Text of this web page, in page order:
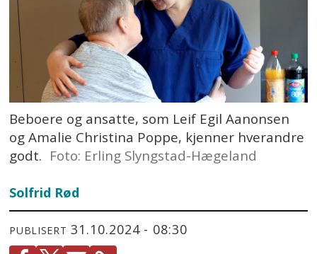
Beboere og ansatte, som Leif Egil Aanonsen
og Amalie Christina Poppe, kjenner hverandre
godt. Foto: Erling Slyngstad-Hægeland
Solfrid Rød
PUBLISERT 31.10.2024 - 08:30